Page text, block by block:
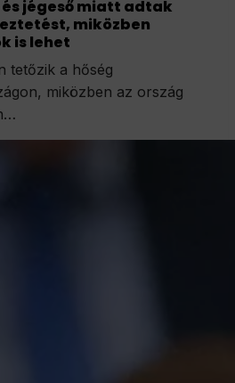
jégeső miatt adtak
miközben
is lehet
tetőzik a hőség
miközben az ország